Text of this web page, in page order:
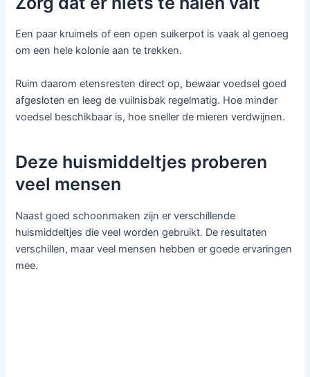
Een paar kruimels of een open suikerpot is vaak al genoeg
om een hele kolonie aan te trekken.
Ruim daarom etensresten direct op, bewaar voedsel goed
afgesloten en leeg de vuilnisbak regelmatig. Hoe minder
voedsel beschikbaar is, hoe sneller de mieren verdwijnen.
Deze huismiddeltjes proberen
veel mensen
Naast goed schoonmaken zijn er verschillende
huismiddeltjes die veel worden gebruikt. De resultaten
verschillen, maar veel mensen hebben er goede ervaringen
mee.